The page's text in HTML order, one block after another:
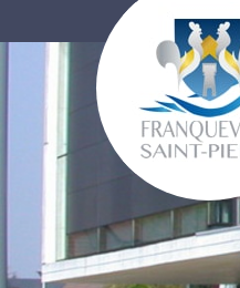
Aller au contenu principal